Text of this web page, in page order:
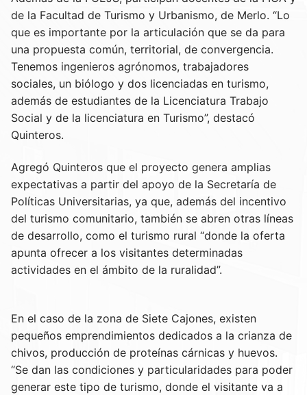
de la Facultad de Turismo y Urbanismo, de Merlo. “Lo
que es importante por la articulación que se da para
una propuesta común, territorial, de convergencia.
Tenemos ingenieros agrónomos, trabajadores
sociales, un biólogo y dos licenciadas en turismo,
además de estudiantes de la Licenciatura Trabajo
Social y de la licenciatura en Turismo”, destacó
Quinteros.
Agregó Quinteros que el proyecto genera amplias
expectativas a partir del apoyo de la Secretaría de
Políticas Universitarias, ya que, además del incentivo
del turismo comunitario, también se abren otras líneas
de desarrollo, como el turismo rural “donde la oferta
apunta ofrecer a los visitantes determinadas
actividades en el ámbito de la ruralidad”.
En el caso de la zona de Siete Cajones, existen
pequeños emprendimientos dedicados a la crianza de
chivos, producción de proteínas cárnicas y huevos.
“Se dan las condiciones y particularidades para poder
generar este tipo de turismo, donde el visitante va a